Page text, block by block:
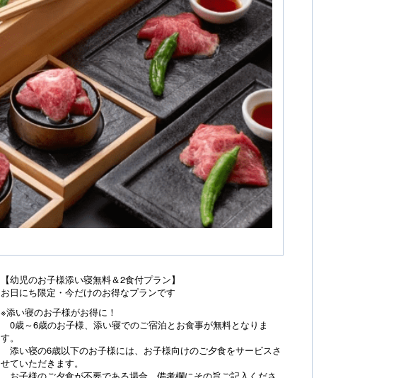
【幼児のお子様添い寝無料＆2食付プラン】
お日にち限定・今だけのお得なプランです
※添い寝のお子様がお得に！
0歳～6歳のお子様、添い寝でのご宿泊とお食事が無料となりま
す。
添い寝の6歳以下のお子様には、お子様向けのご夕食をサービスさ
せていただきます。